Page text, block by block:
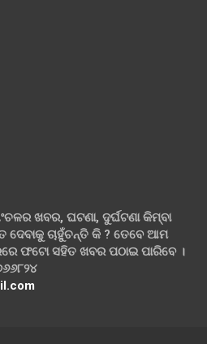
ଖବର, ଘଟଣା, ଦୁର୍ଘଟଣା କିମ୍ବା
ଦେବାକୁ ଚାହୁଁଚନ୍ତି କି ? ତେବେ ଆମ
ଫଟୋ ସହିତ ଖବର ପଠାଇ ପାରିବେ ।